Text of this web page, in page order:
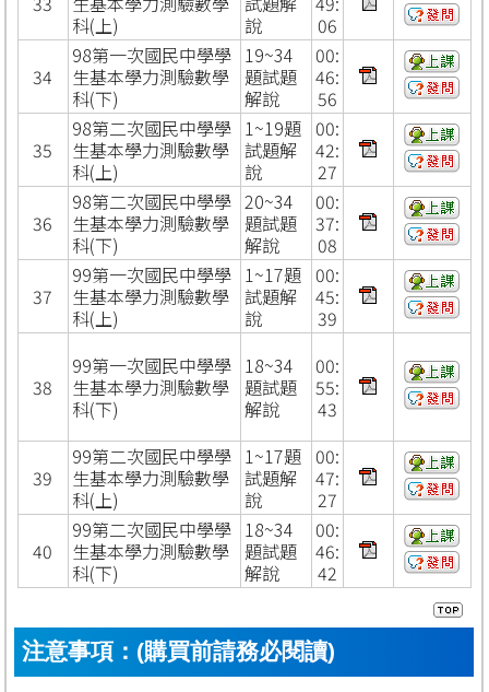
科(上)
說
06
34
98第一次國民中學學
生基本學力測驗數學
科(下)
19~34
題試題
解說
00:
46:
56
35
98第二次國民中學學
生基本學力測驗數學
科(上)
1~19題
試題解
說
00:
42:
27
36
98第二次國民中學學
生基本學力測驗數學
科(下)
20~34
題試題
解說
00:
37:
08
37
99第一次國民中學學
生基本學力測驗數學
科(上)
1~17題
試題解
說
00:
45:
39
38
99第一次國民中學學
生基本學力測驗數學
科(下)
18~34
題試題
解說
00:
55:
43
39
99第二次國民中學學
生基本學力測驗數學
科(上)
1~17題
試題解
說
00:
47:
27
40
99第二次國民中學學
生基本學力測驗數學
科(下)
18~34
題試題
解說
00:
46:
42
注意事項：(購買前請務必閱讀)